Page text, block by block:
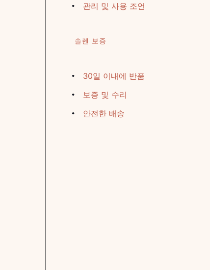
관리 및 사용 조언
솔렌 보증
30일 이내에 반품
보증 및 수리
안전한 배송